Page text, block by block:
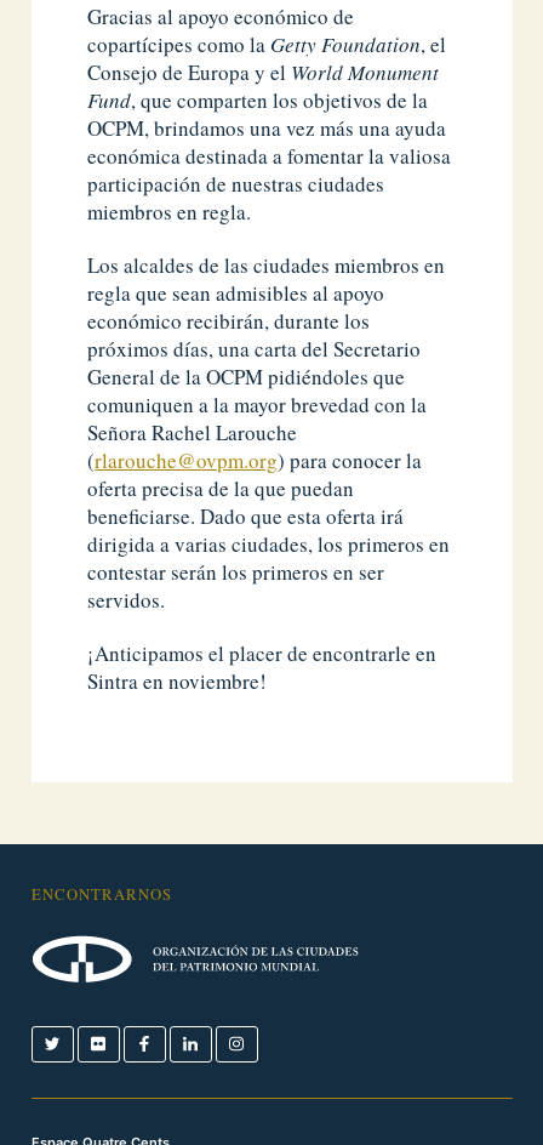
Gracias al apoyo económico de
copartícipes como la Getty Foundation, el
Consejo de Europa y el World Monument
Fund, que comparten los objetivos de la
OCPM, brindamos una vez más una ayuda
económica destinada a fomentar la valiosa
participación de nuestras ciudades
miembros en regla.
Los alcaldes de las ciudades miembros en
regla que sean admisibles al apoyo
económico recibirán, durante los
próximos días, una carta del Secretario
General de la OCPM pidiéndoles que
comuniquen a la mayor brevedad con la
Señora Rachel Larouche
(rlarouche@ovpm.org) para conocer la
oferta precisa de la que puedan
beneficiarse. Dado que esta oferta irá
dirigida a varias ciudades, los primeros en
contestar serán los primeros en ser
servidos.
¡Anticipamos el placer de encontrarle en
Sintra en noviembre!
ENCONTRARNOS